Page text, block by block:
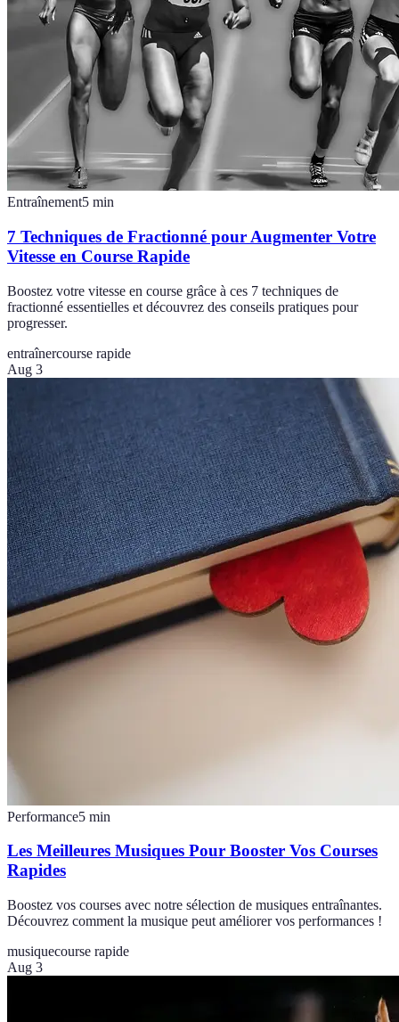
Entraînement5 min
7 Techniques de Fractionné pour Augmenter Votre
Vitesse en Course Rapide
Boostez votre vitesse en course grâce à ces 7 techniques de
fractionné essentielles et découvrez des conseils pratiques pour
progresser.
entraînercourse rapide
Aug 3
Performance5 min
Les Meilleures Musiques Pour Booster Vos Courses
Rapides
Boostez vos courses avec notre sélection de musiques entraînantes.
Découvrez comment la musique peut améliorer vos performances !
musiquecourse rapide
Aug 3